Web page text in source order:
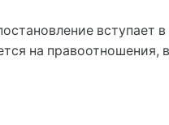
вступает
на правоотношения,